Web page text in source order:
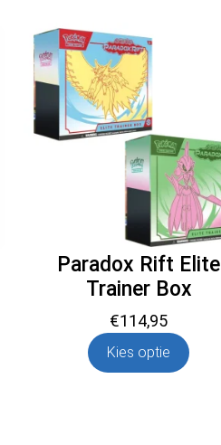
Paradox Rift Elite
Trainer Box
€114,95
Kies optie